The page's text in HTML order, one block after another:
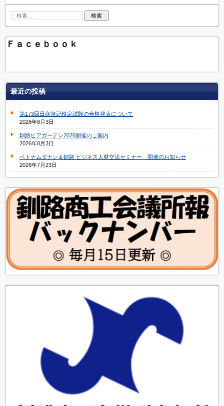
Ｆａｃｅｂｏｏｋ
最近の投稿
第173回日商簿記検定試験の合格発表について
2026年8月3日
釧路ヒアガーデン2026開催のご案内
2026年8月3日
ベトナムダナン＆釧路 ビジネス人材交流セミナー 開催のお知らせ
2026年7月23日